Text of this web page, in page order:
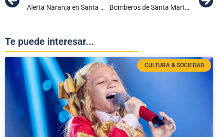
Alerta Naranja en Santa Marta por fuertes lluvias: más de 50 barrios sufrieron inundaciones Bomberos de Santa Marta atendieron múltiples emergencias tras torrencial aguacero
Te puede interesar...
CULTURA & SOCIEDAD